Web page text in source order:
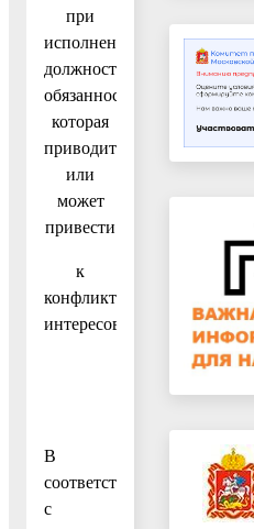
при
исполнении
должностных
обязанностей,
которая
приводит
или
может
привести
к
конфликту
интересов
В
соответствии
с